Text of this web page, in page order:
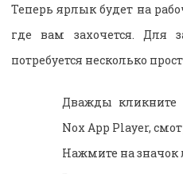
Теперь ярлык будет на
где вам захочется. Для
потребуется несколько
Дважды кликните
Nox App Player,
Нажмите на значок